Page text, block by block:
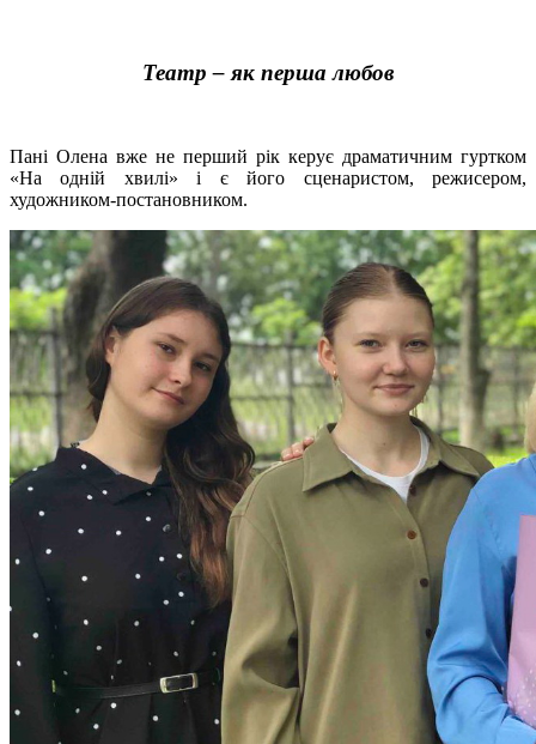
Театр – як перша любов
Пані Олена вже не перший рік керує драматичним гуртком
«На одній хвилі» і є його сценаристом, режисером,
художником-постановником.